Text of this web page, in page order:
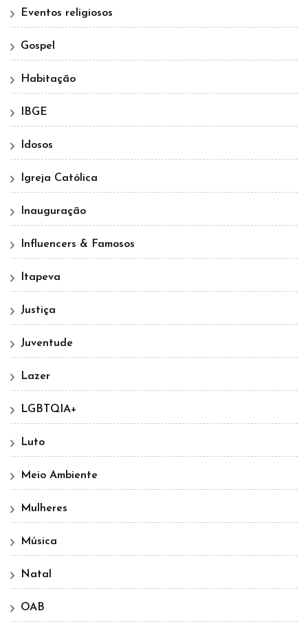
Eventos religiosos
Gospel
Habitação
IBGE
Idosos
Igreja Católica
Inauguração
Influencers & Famosos
Itapeva
Justiça
Juventude
Lazer
LGBTQIA+
Luto
Meio Ambiente
Mulheres
Música
Natal
OAB